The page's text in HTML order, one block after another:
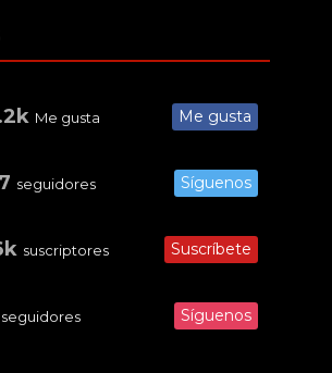
Me gusta Me gusta
seguidores Síguenos
suscriptores Suscríbete
seguidores Síguenos